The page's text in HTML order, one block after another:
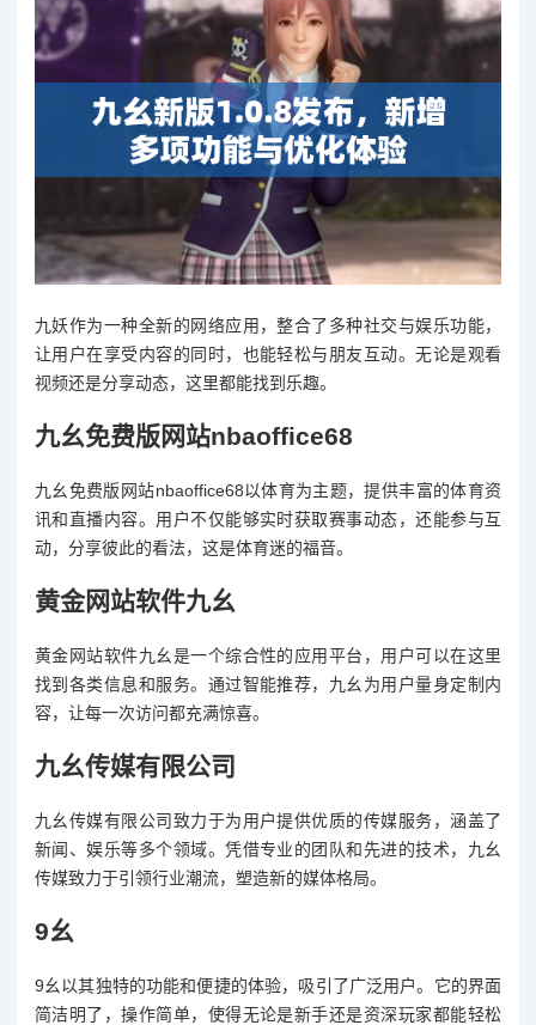
九妖作为一种全新的网络应用，整合了多种社交与娱乐功能，
让用户在享受内容的同时，也能轻松与朋友互动。无论是观看
视频还是分享动态，这里都能找到乐趣。
九幺免费版网站nbaoffice68
九幺免费版网站nbaoffice68以体育为主题，提供丰富的体育资
讯和直播内容。用户不仅能够实时获取赛事动态，还能参与互
动，分享彼此的看法，这是体育迷的福音。
黄金网站软件九幺
黄金网站软件九幺是一个综合性的应用平台，用户可以在这里
找到各类信息和服务。通过智能推荐，九幺为用户量身定制内
容，让每一次访问都充满惊喜。
九幺传媒有限公司
九幺传媒有限公司致力于为用户提供优质的传媒服务，涵盖了
新闻、娱乐等多个领域。凭借专业的团队和先进的技术，九幺
传媒致力于引领行业潮流，塑造新的媒体格局。
9幺
9幺以其独特的功能和便捷的体验，吸引了广泛用户。它的界面
简洁明了，操作简单，使得无论是新手还是资深玩家都能轻松